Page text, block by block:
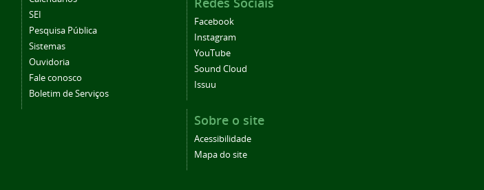
SEI
Pesquisa Pública
Sistemas
Ouvidoria
Fale conosco
Boletim de Serviços
Facebook
Instagram
YouTube
Sound Cloud
Issuu
Sobre o site
Acessibilidade
Mapa do site